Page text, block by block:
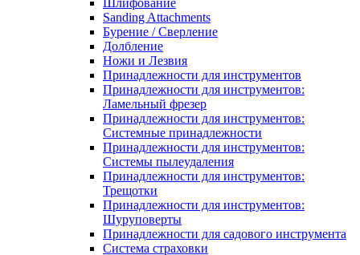
Шлифование
Sanding Attachments
Бурение / Сверление
Долбление
Ножи и Лезвия
Принадлежности для инструментов
Принадлежности для инструментов:
Ламельный фрезер
Принадлежности для инструментов:
Системные принадлежности
Принадлежности для инструментов:
Системы пылеудаления
Принадлежности для инструментов:
Трещотки
Принадлежности для инструментов:
Шуруповерты
Принадлежности для садового инструмента
Система страховки